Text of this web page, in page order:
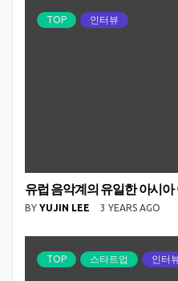
TOP 인터뷰
유럽 음악계의 유일한 아시아
BY YUJIN LEE 3 YEARS AGO
TOP 스타트업 인터